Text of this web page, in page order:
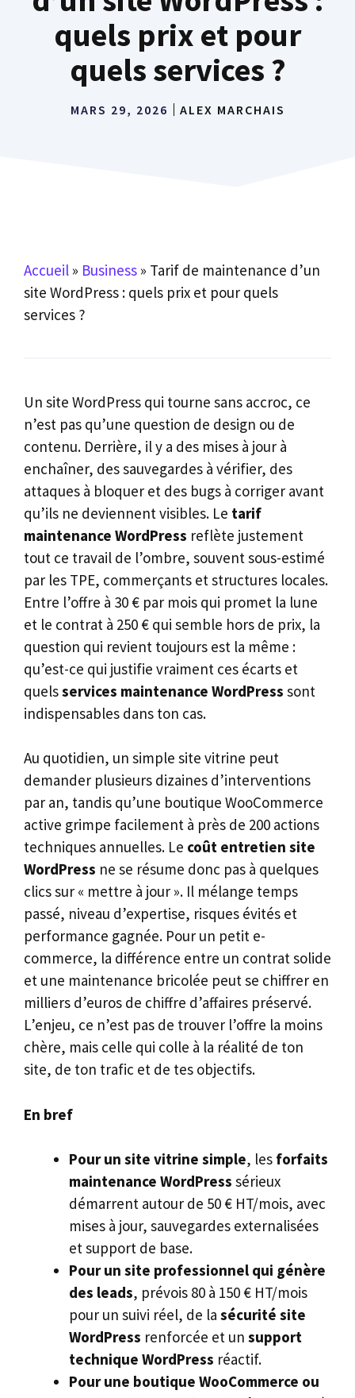
quels prix et pour
quels services ?
MARS 29, 2026 ALEX MARCHAIS
Accueil » Business » Tarif de maintenance d’un
site WordPress : quels prix et pour quels
services ?
Un site WordPress qui tourne sans accroc, ce
n’est pas qu’une question de design ou de
contenu. Derrière, il y a des mises à jour à
enchaîner, des sauvegardes à vérifier, des
attaques à bloquer et des bugs à corriger avant
qu’ils ne deviennent visibles. Le tarif
maintenance WordPress reflète justement
tout ce travail de l’ombre, souvent sous-estimé
par les TPE, commerçants et structures locales.
Entre l’offre à 30 € par mois qui promet la lune
et le contrat à 250 € qui semble hors de prix, la
question qui revient toujours est la même :
qu’est-ce qui justifie vraiment ces écarts et
quelsservices maintenance WordPress sont
indispensables dans ton cas.
Au quotidien, un simple site vitrine peut
demander plusieurs dizaines d’interventions
par an, tandis qu’une boutique WooCommerce
active grimpe facilement à près de 200 actions
techniques annuelles. Le coût entretien site
WordPress ne se résume donc pas à quelques
clics sur « mettre à jour ». Il mélange temps
passé, niveau d’expertise, risques évités et
performance gagnée. Pour un petit e-
commerce, la différence entre un contrat solide
et une maintenance bricolée peut se chiffrer en
milliers d’euros de chiffre d’affaires préservé.
L’enjeu, ce n’est pas de trouver l’offre la moins
chère, mais celle qui colle à la réalité de ton
site, de ton trafic et de tes objectifs.
En bref
Pour un site vitrine simple, les forfaits
maintenance WordPress sérieux
démarrent autour de 50 € HT/mois, avec
mises à jour, sauvegardes externalisées
et support de base.
Pour un site professionnel qui génère
des leads, prévois 80 à 150 € HT/mois
pour un suivi réel, de la sécurité site
WordPress renforcée et un support
technique WordPress réactif.
Pour une boutique WooCommerce ou